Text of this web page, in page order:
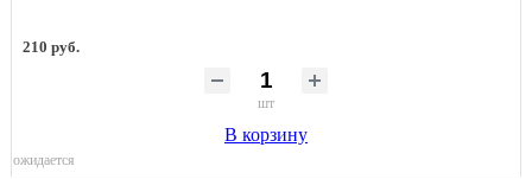
210 руб.
шт
В корзину
ожидается